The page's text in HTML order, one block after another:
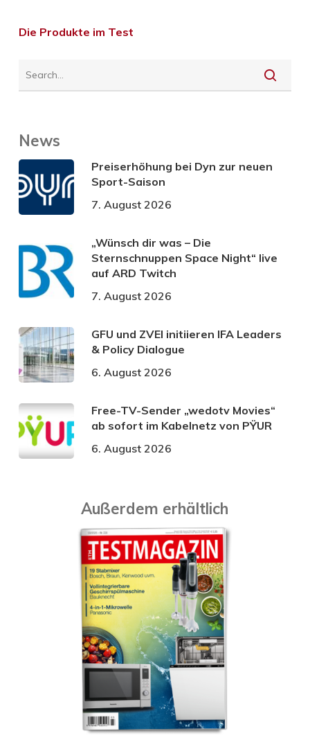
Die Produkte im Test
News
Preiserhöhung bei Dyn zur neuen
Sport-Saison
7. August 2026
„Wünsch dir was – Die
Sternschnuppen Space Night“ live
auf ARD Twitch
7. August 2026
GFU und ZVEI initiieren IFA Leaders
& Policy Dialogue
6. August 2026
Free-TV-Sender „wedotv Movies“
ab sofort im Kabelnetz von PŸUR
6. August 2026
Außerdem erhältlich